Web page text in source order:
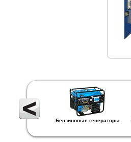
Бензиновые генераторы